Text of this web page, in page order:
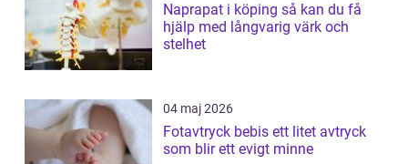
Naprapat i köping så kan du få
hjälp med långvarig värk och
stelhet
04 maj 2026
Fotavtryck bebis ett litet avtryck
som blir ett evigt minne